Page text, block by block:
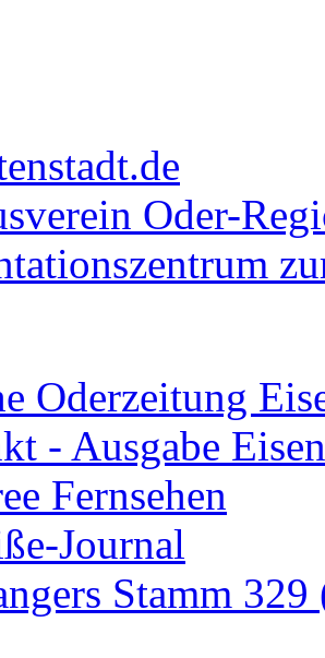
Oder-
Oderzeitung
- Ausgabe
Fernsehen
Journal
Stamm